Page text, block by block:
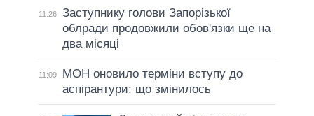
11:26
Заступнику голови Запорізької
облради продовжили обов'язки ще на
два місяці
11:09
МОН оновило терміни вступу до
аспірантури: що змінилось